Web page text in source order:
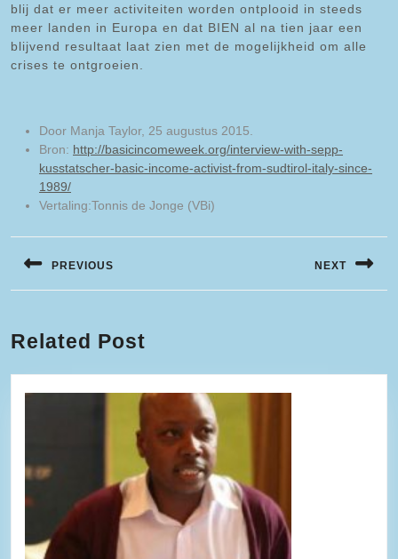
blij dat er meer activiteiten worden ontplooid in steeds
meer landen in Europa en dat BIEN al na tien jaar een
blijvend resultaat laat zien met de mogelijkheid om alle
crises te ontgroeien.
Door Manja Taylor, 25 augustus 2015.
Bron: http://basicincomeweek.org/interview-with-sepp-
kusstatscher-basic-income-activist-from-sudtirol-italy-since-
1989/
Vertaling:Tonnis de Jonge (VBi)
Bericht
navigatie
PREVIOUS
bericht:
NEXT
Related Post